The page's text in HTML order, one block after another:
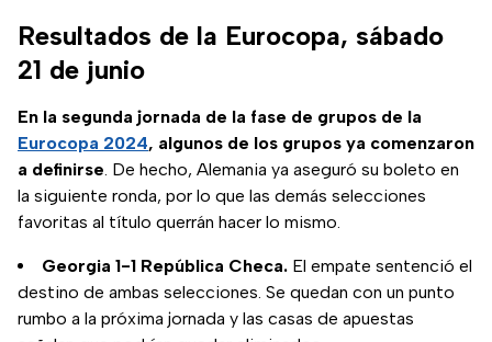
Resultados de la Eurocopa, sábado
21 de junio
En la segunda jornada de la fase de grupos de la
Eurocopa 2024, algunos de los grupos ya comenzaron
a definirse. De hecho, Alemania ya aseguró su boleto en
la siguiente ronda, por lo que las demás selecciones
favoritas al título querrán hacer lo mismo.
Georgia 1-1 República Checa. El empate sentenció el
destino de ambas selecciones. Se quedan con un punto
rumbo a la próxima jornada y las casas de apuestas